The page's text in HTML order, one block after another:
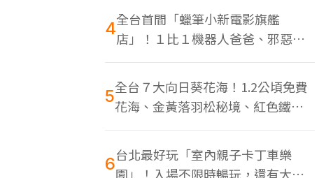
4全台首間「蠟筆小新電影旗艦
店」！１比１機器人爸爸、邪惡正
男，百款周邊買翻
5全台７大向日葵花海！1.2公頃免費
花海、金黃落羽松秘境、紅色鐵橋
同框
6台北最好玩「室內親子卡丁車樂
園」！入場不限時暢玩，還有大螢